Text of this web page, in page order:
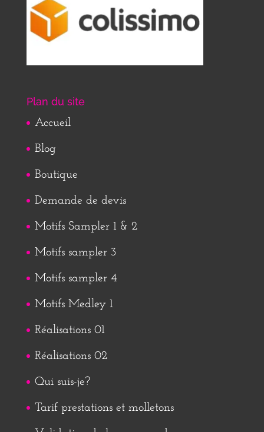
Plan du site
Accueil
Blog
Boutique
Demande de devis
Motifs Sampler 1 & 2
Motifs sampler 3
Motifs sampler 4
Motifs Medley 1
Réalisations 01
Réalisations 02
Qui suis-je?
Tarif prestations et molletons